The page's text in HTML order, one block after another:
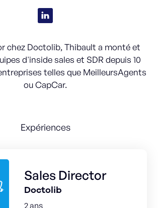
chez Doctolib, Thibault a monté et
d'inside sales et SDR depuis 10
telles que MeilleursAgents
ou CapCar.
Expériences
Sales Director
Doctolib
2 ans